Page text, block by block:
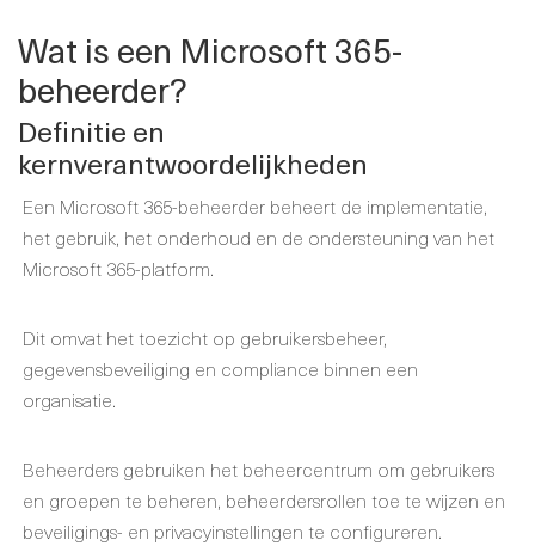
Wat is een Microsoft 365-
beheerder?
Definitie en
kernverantwoordelijkheden
Een Microsoft 365-beheerder beheert de implementatie,
het gebruik, het onderhoud en de ondersteuning van het
Microsoft 365-platform.
Dit omvat het toezicht op gebruikersbeheer,
gegevensbeveiliging en compliance binnen een
organisatie.
Beheerders gebruiken het beheercentrum om gebruikers
en groepen te beheren, beheerdersrollen toe te wijzen en
beveiligings- en privacyinstellingen te configureren.